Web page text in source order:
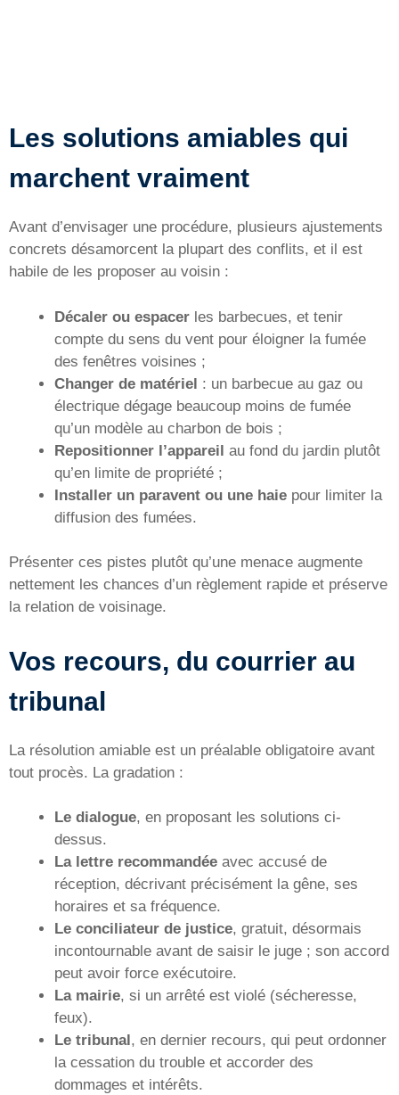
Les solutions amiables qui
marchent vraiment
Avant d’envisager une procédure, plusieurs ajustements
concrets désamorcent la plupart des conflits, et il est
habile de les proposer au voisin :
Décaler ou espacer les barbecues, et tenir
compte du sens du vent pour éloigner la fumée
des fenêtres voisines ;
Changer de matériel : un barbecue au gaz ou
électrique dégage beaucoup moins de fumée
qu’un modèle au charbon de bois ;
Repositionner l’appareil au fond du jardin plutôt
qu’en limite de propriété ;
Installer un paravent ou une haie pour limiter la
diffusion des fumées.
Présenter ces pistes plutôt qu’une menace augmente
nettement les chances d’un règlement rapide et préserve
la relation de voisinage.
Vos recours, du courrier au
tribunal
La résolution amiable est un préalable obligatoire avant
tout procès. La gradation :
Le dialogue, en proposant les solutions ci-
dessus.
La lettre recommandée avec accusé de
réception, décrivant précisément la gêne, ses
horaires et sa fréquence.
Le conciliateur de justice, gratuit, désormais
incontournable avant de saisir le juge ; son accord
peut avoir force exécutoire.
La mairie, si un arrêté est violé (sécheresse,
feux).
Le tribunal , en dernier recours, qui peut ordonner
la cessation du trouble et accorder des
dommages et intérêts.